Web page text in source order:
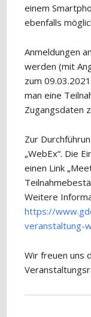
einem
ebenfalls
Anmeldungen
werden (mit
zum
man eine
Zugangsdaten
Zur
„WebEx“. Die
einen Link
Weitere
https://
veranstaltung-
Wir freuen uns